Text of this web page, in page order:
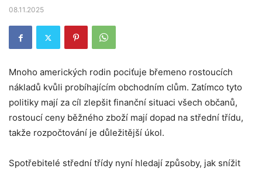
08.11.2025
Mnoho amerických rodin pociťuje břemeno rostoucích
nákladů kvůli probíhajícím obchodním clům. Zatímco tyto
politiky mají za cíl zlepšit finanční situaci všech občanů,
rostoucí ceny běžného zboží mají dopad na střední třídu,
takže rozpočtování je důležitější úkol.
Spotřebitelé střední třídy nyní hledají způsoby, jak snížit